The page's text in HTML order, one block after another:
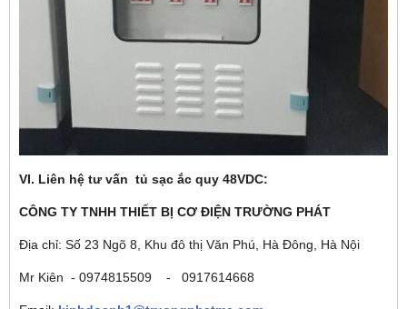
VI. Liên hệ tư vấn tủ sạc ắc quy 48VDC:
CÔNG TY TNHH THIẾT BỊ CƠ ĐIỆN TRƯỜNG PHÁT
Địa chỉ: Số 23 Ngõ 8, Khu đô thị Văn Phú, Hà Đông, Hà Nội
Mr Kiên - 0974815509 - 0917614668